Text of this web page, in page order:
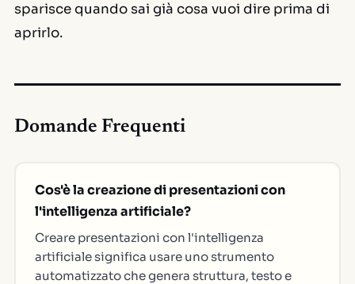
sparisce quando sai già cosa vuoi dire prima di
aprirlo.
Domande Frequenti
Cos'è la creazione di presentazioni con
l'intelligenza artificiale?
Creare presentazioni con l'intelligenza
artificiale significa usare uno strumento
automatizzato che genera struttura, testo e